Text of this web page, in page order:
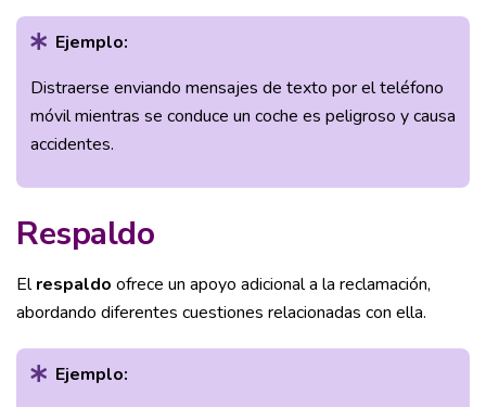
Ejemplo:
Distraerse enviando mensajes de texto por el teléfono
móvil mientras se conduce un coche es peligroso y causa
accidentes.
Respaldo
Elrespaldo ofrece un apoyo adicional a la reclamación,
abordando diferentes cuestiones relacionadas con ella.
Ejemplo: